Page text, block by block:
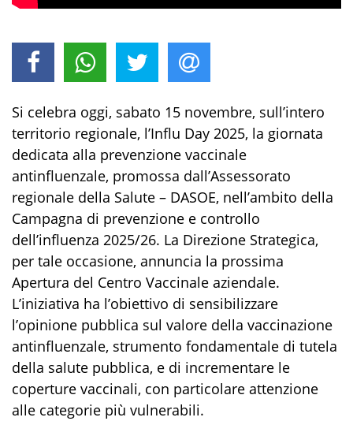
Si celebra oggi, sabato 15 novembre, sull’intero
territorio regionale, l’Influ Day 2025, la giornata
dedicata alla prevenzione vaccinale
antinfluenzale, promossa dall’Assessorato
regionale della Salute – DASOE, nell’ambito della
Campagna di prevenzione e controllo
dell’influenza 2025/26. La Direzione Strategica,
per tale occasione, annuncia la prossima
Apertura del Centro Vaccinale aziendale.
L’iniziativa ha l’obiettivo di sensibilizzare
l’opinione pubblica sul valore della vaccinazione
antinfluenzale, strumento fondamentale di tutela
della salute pubblica, e di incrementare le
coperture vaccinali, con particolare attenzione
alle categorie più vulnerabili.